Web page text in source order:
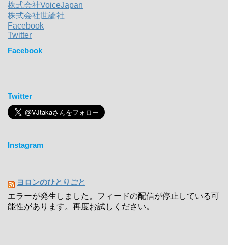
株式会社VoiceJapan
株式会社世論社
Facebook
Twitter
Facebook
Twitter
Instagram
ヨロンのひとりごと
エラーが発生しました。フィードの配信が停止している可
能性があります。再度お試しください。